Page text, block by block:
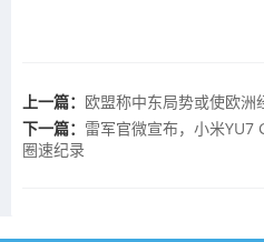
上一篇： 欧盟称中东局势或使欧洲
下一篇： 雷军官微宣布，小米YU7
圈速纪录